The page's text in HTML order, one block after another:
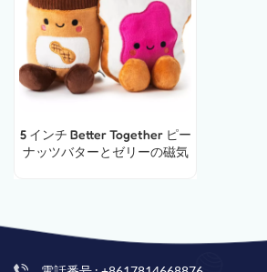
5 インチ Better Together ピー
ナッツバターとゼリーの磁気